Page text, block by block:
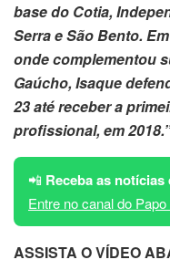
base do Cotia,
Serra e São Bento.
onde complementou
Gaúcho, Isaque
23 até receber a
profissional, em 2018.”
📲 Receba as
Entre no canal do
ASSISTA O VÍDEO